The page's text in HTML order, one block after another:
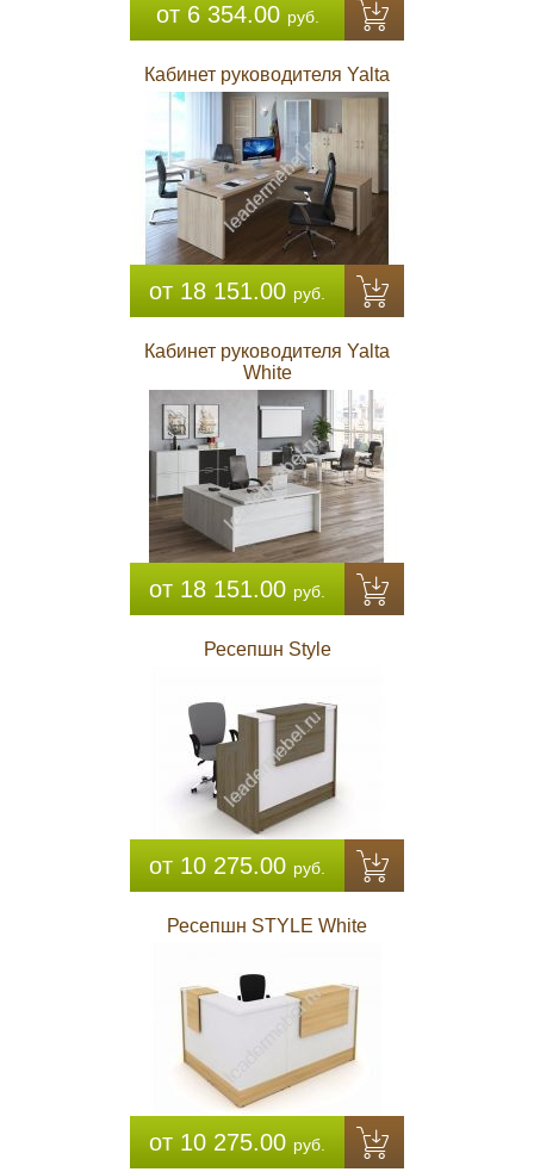
от 6 354.00 руб.
Кабинет руководителя Yalta
от 18 151.00 руб.
Кабинет руководителя Yalta
White
от 18 151.00 руб.
Ресепшн Style
от 10 275.00 руб.
Ресепшн STYLE White
от 10 275.00 руб.